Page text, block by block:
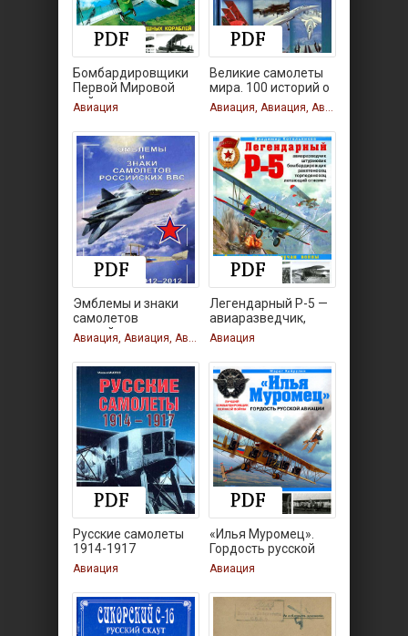
Бомбардировщики
Первой Мировой
войны.
Авиация
Великие самолеты
мира. 100 историй о
Авиация, Авиация, Авиация
Эмблемы и знаки
самолетов
российских
Авиация, Авиация, Авиация
Легендарный Р-5 —
авиаразведчик,
Авиация
Русские самолеты
1914-1917
Авиация
«Илья Муромец».
Гордость русской
авиации
Авиация